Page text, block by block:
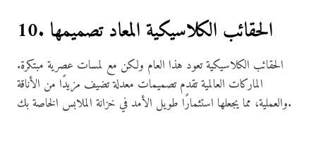
10. الحقائب الكلاسيكية المعاد تصميمها
الحقائب الكلاسيكية تعود هذا العام ولكن مع لمسات عصرية مبتكرة.
الماركات العالمية تقدم تصميمات معدلة تضيف مزيدًا من الأناقة
والعملية، مما يجعلها استثمارًا طويل الأمد في خزانة الملابس الخاصة بك.